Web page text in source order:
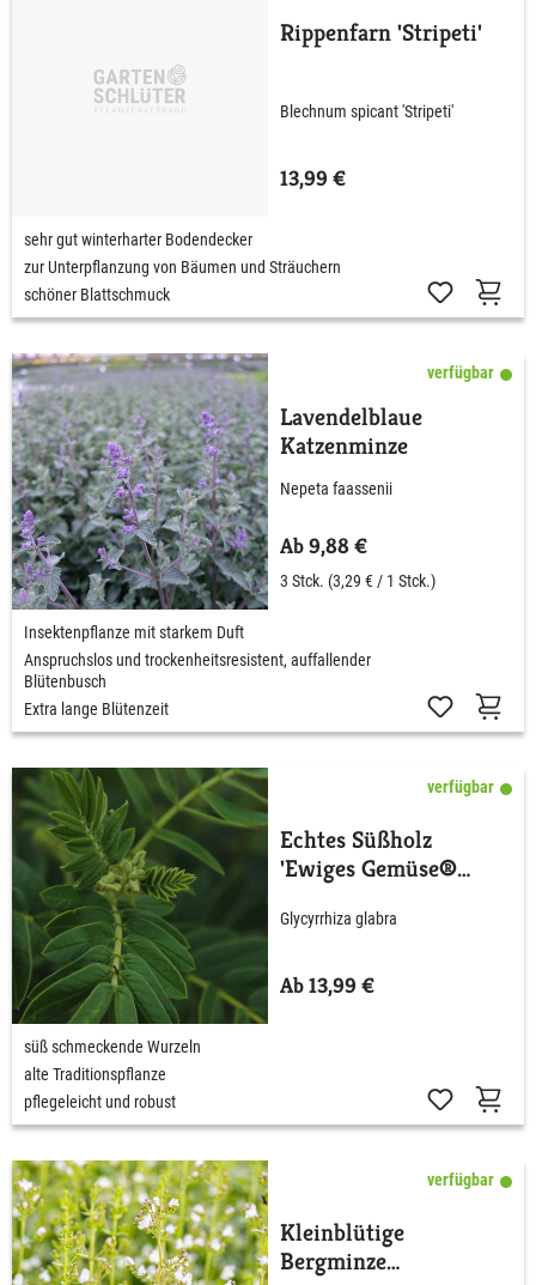
Rippenfarn 'Stripeti'
Blechnum spicant 'Stripeti'
13,99 €
sehr gut winterharter Bodendecker
zur Unterpflanzung von Bäumen und Sträuchern
schöner Blattschmuck
verfügbar
Lavendelblaue
Katzenminze
Nepeta faassenii
Ab 9,88 €
3 Stck. (3,29 € / 1 Stck.)
Insektenpflanze mit starkem Duft
Anspruchslos und trockenheitsresistent, auffallender
Blütenbusch
Extra lange Blütenzeit
verfügbar
Echtes Süßholz
'Ewiges Gemüse®
Glycyrrhiza glabra
Ab 13,99 €
süß schmeckende Wurzeln
alte Traditionspflanze
pflegeleicht und robust
verfügbar
Kleinblütige
Bergminze